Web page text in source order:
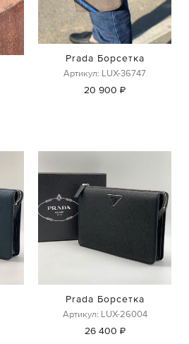
Prada Борсетка
Артикул: LUX-36747
20 900 ₽
Prada Борсетка
Артикул: LUX-26004
26 400 ₽